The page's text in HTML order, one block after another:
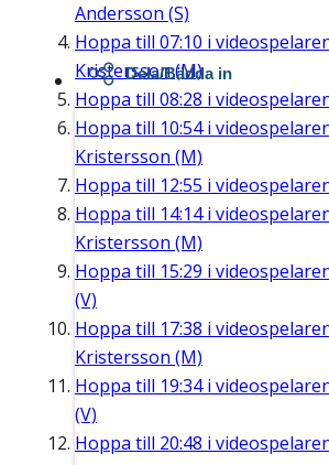
Andersson (S)
Hoppa till 07:10 i
Kristersson (M)
Hoppa till 08:28 i
Hoppa till 10:54i
Kristersson (M)
Hoppa till 12:55 i
Hoppa till 14:14i
Kristersson (M)
Hoppa till 15:29 i
(V)
Hoppa till 17:38 i
Kristersson (M)
Hoppa till 19:34i
(V)
Hoppa till 20:48 i
Dela/Bädda in